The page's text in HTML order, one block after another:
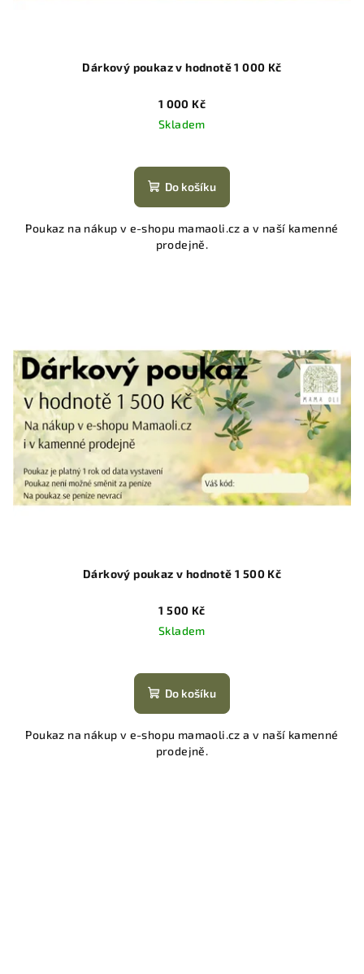
Dárkový poukaz v hodnotě 1 000 Kč
1 000 Kč
Skladem
Do košíku
Poukaz na nákup v e-shopu mamaoli.cz a v naší kamenné
prodejně.
Dárkový poukaz v hodnotě 1 500 Kč
1 500 Kč
Skladem
Do košíku
Poukaz na nákup v e-shopu mamaoli.cz a v naší kamenné
prodejně.